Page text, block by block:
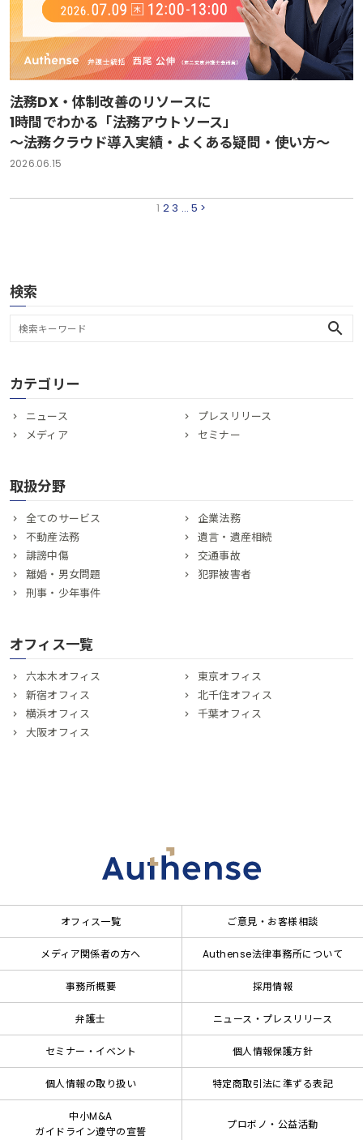
法務DX・体制改善のリソースに
1時間でわかる「法務アウトソース」
～法務クラウド導入実績・よくある疑問・使い方～
2026.06.15
1 2 3 … 5 >
検索
search
カテゴリー
ニュース
プレスリリース
メディア
セミナー
取扱分野
全てのサービス
企業法務
不動産法務
遺言・遺産相続
誹謗中傷
交通事故
離婚・男女問題
犯罪被害者
刑事・少年事件
オフィス一覧
六本木オフィス
東京オフィス
新宿オフィス
北千住オフィス
横浜オフィス
千葉オフィス
大阪オフィス
オフィス一覧 ご意見・お客様相談
メディア関係者の方へ Authense法律事務所について
事務所概要 採用情報
弁護士 ニュース・プレスリリース
セミナー・イベント 個人情報保護方針
個人情報の取り扱い 特定商取引法に準ずる表記
中小M&A
ガイドライン遵守の宣誓
プロボノ・公益活動